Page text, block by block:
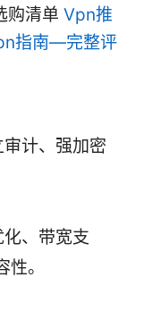
购清单 Vpn推
指南—完整评
计、强加密
、带宽支
。